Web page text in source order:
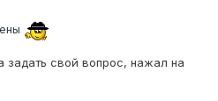
задать свой вопрос, нажал на